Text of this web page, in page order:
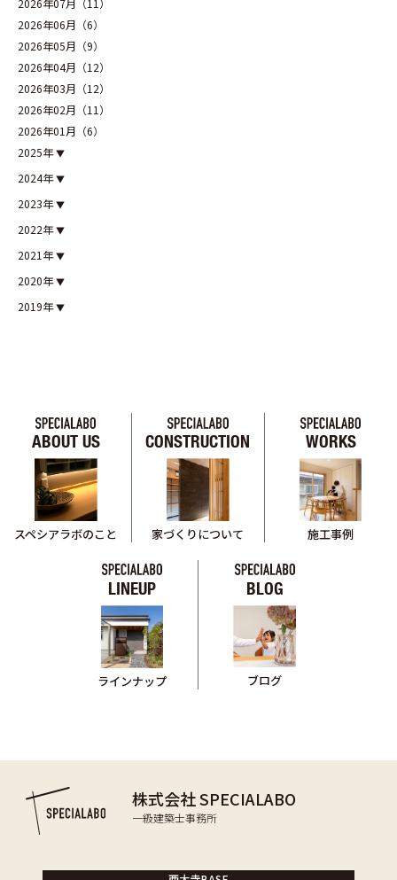
2026年07月（11）
2026年06月（6）
2026年05月（9）
2026年04月（12）
2026年03月（12）
2026年02月（11）
2026年01月（6）
2025年
2024年
2023年
2022年
2021年
2020年
2019年
ABOUT US
スペシアラボのこと
CONSTRUCTION
家づくりについて
WORKS
施工事例
LINEUP
ラインナップ
BLOG
ブログ
株式会社 SPECIALABO
一級建築士事務所